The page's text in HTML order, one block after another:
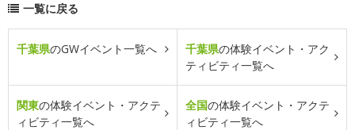
一覧に戻る
千葉県のGWイベント一覧へ 千葉県の体験イベント・アク
ティビティ一覧へ
関東の体験イベント・アクテ
ィビティ一覧へ
全国の体験イベント・アクテ
ィビティ一覧へ